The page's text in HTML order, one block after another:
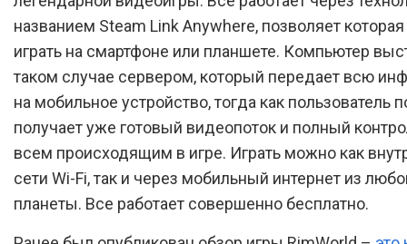
названием Steam Link Anywhere, позволяет
играть на смартфоне или планшете. Компьютер
таком случае сервером, который передает всю
на мобильное устройство, тогда как пользователь
получает уже готовый видеопоток и полный
всем происходящим в игре. Играть можно как
сети Wi-Fi, так и через мобильный интернет из
планеты. Все работает совершенно бесплатно.